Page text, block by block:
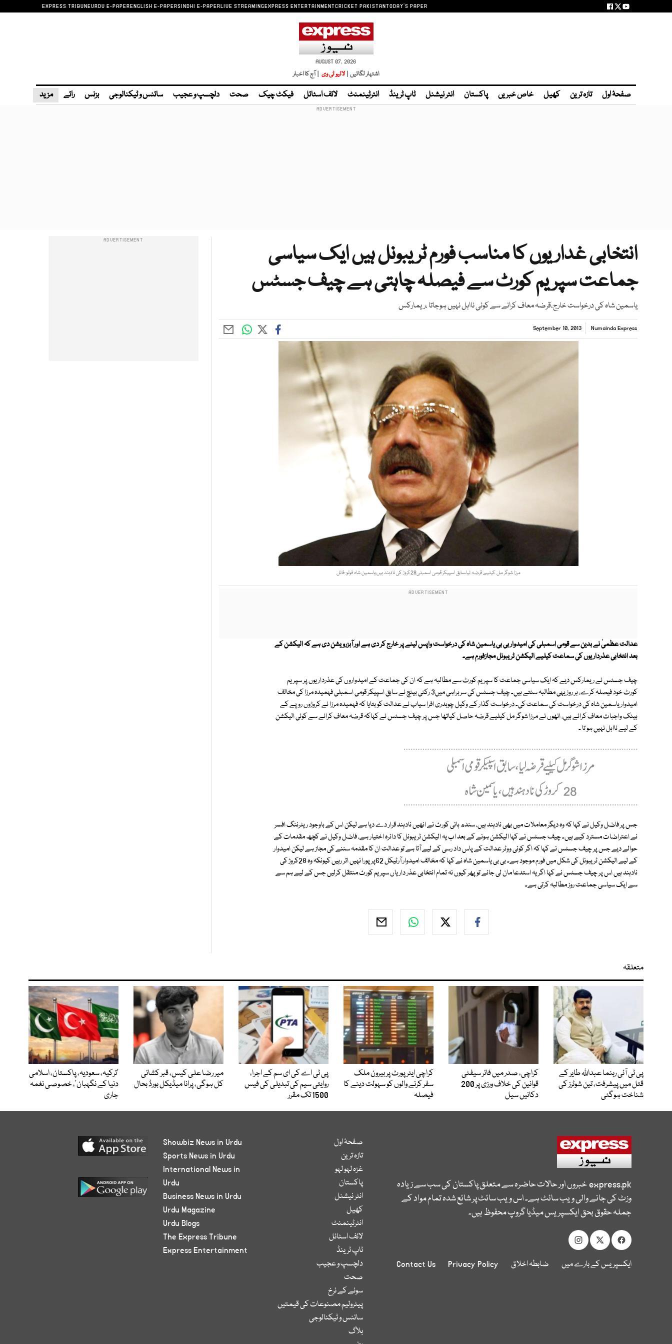
EXPRESS TRIBUNEURDU E-PAPERENGLISH E-PAPERSINDHI E-PAPERLIVE STREAMINGEXPRESS ENTERTAINMENTCRICKET PAKISTANTODAY'S PAPER
AUGUST 07, 2026
اشتہار لگائیں | لائیو ٹی وی | آج کا اخبار
صفحۂ اول تازہ ترین کھیل خاص خبریں پاکستان انٹر نیشنل ٹاپ ٹرینڈ انٹرٹینمنٹ لائف اسٹائل فیکٹ چیک صحت دلچسپ و عجیب سائنس و ٹیکنالوجی بزنس رائے مزید
انتخابی غداریوں کا مناسب فورم ٹریبونل ہیں ایک سیاسی
جماعت سپریم کورٹ سے فیصلہ چاہتی ہے چیف جسٹس
یاسمین شاہ کی درخواست خارج،قرضہ معاف کرانے سے کوئی نااہل نہیں ہوجاتا ،ریمارکس
Numainda Express
September 10, 2013
مرزا شوگر مل کیلیے قرضہ لیا،سابق اسپیکر قومی اسمبلی28کروڑ کی نادہند ہیں،یاسمین شاہ فوٹو: فائل
عدالت عظمیٰ نے بدین سے قومی اسمبلی کی امیدوار بی بی یاسمین شاہ کی درخواست واپس لینے پر خارج کر دی ہے اور آبزرویشن دی ہے کہ الیکشن کے
بعد انتخابی عذرداریوں کی سماعت کیلیے الیکشن ٹریبونل مجازفورم ہے۔
چیف جسٹس نے ریمارکس دیے کہ ایک سیاسی جماعت کا سپریم کورٹ سے مطالبہ ہے کہ ان کی جماعت کے امیدواروں کی عذرداریوں پر سپریم
کورٹ خود فیصلہ کرے، ہر روز یہی مطالبہ سنتے ہیں۔ چیف جسٹس کی سربراہی میں3 رکنی بینچ نے سابق اسپیکر قومی اسمبلی فہمیدہ مرزا کی مخالف
امیدوار یاسمین شاہ کی درخواست کی سماعت کی۔ درخواست گذار کے وکیل چوہدری افرا سیاب نے عدالت کو بتایا کہ فہمیدہ مرزا نے کروڑوں روپے کے
بینک واجبات معاف کرائے ہیں، انھوں نے مرزا شوگر مل کیلیے قرضہ حاصل کیاتھا جس پر چیف جسٹس نے کہاکہ قرضہ معاف کرانے سے کوئی الیکشن
کے لیے نااہل نہیں ہو تا ۔
جس پر فاضل وکیل نے کہا کہ وہ دیگر معاملات میں بھی نادہند ہیں، سندھ ہائی کورٹ نے انھیں نادہند قرار دے دیا ہے لیکن اس کے باوجود ریٹرننگ افسر
نے اعتراضات مسترد کیے ہیں۔ چیف جسٹس نے کہا الیکشن ہونے کے بعد اب یہ الیکشن ٹریبونل کا دائرہ اختیار ہے، فاضل وکیل نے کچھ مقدمات کے
حوالے دیے جس پر چیف جسٹس نے کہا کہ اگر کوئی ووٹر عدالت کے پاس داد رسی کے لیے آتا ہے تو عدالت ان کا مقدمہ سننے کی مجاز ہے لیکن امیدوار
کے لیے الیکشن ٹریبونل کی شکل میں فورم موجود ہے۔ بی بی یاسمین شاہ نے کہا کہ مخالف امیدوار آرٹیکل 62پر پورا نہیں اتر رہیں کیونکہ وہ 28کروڑ کی
نادہند ہیں اس پر چیف جسٹس نے کہا اگر یہ استدعا مان لی جائے تو پھر کیوں نہ تمام انتخابی عذر داریاں سپریم کورٹ منتقل کرلیں جس کے لیے ہم سے
سے ایک سیاسی جماعت روز مطالبہ کرتی ہے۔
متعلقہ
پی ٹی آئی رہنما عبداللہ طایر کے
قتل میں پیشرفت، تین شوٹرز کی
شناخت ہوگئی
کراچی، صدر میں فائر سیفٹی
قوانین کی خلاف ورزی پر 200
دکانیں سیل
کراچی ایئرپورٹ پر بیرون ملک
سفر کرنے والوں کو سہولت دینے کا
فیصلہ
پی ٹی اے کی ای سم کے اجرا،
روایتی سیم کی تبدیلی کی فیس
1500 تک مقرر
میر رضا علی کیس، قبر کشائی
کل ہوگی، پرانا میڈیکل بورڈ بحال
‘ترکیہ، سعودیہ، پاکستان، اسلامی
دنیا کے نگہبان’، خصوصی نغمہ
جاری
express.pkخبروں اور حالات حاضرہ سے متعلق پاکستان کی سب سے زیادہ
وزٹ کی جانے والی ویب سائٹ ہے۔ اس ویب سائٹ پر شائع شدہ تمام مواد کے
جملہ حقوق بحق ایکسپریس میڈیا گروپ محفوظ ہیں۔
ایکسپریس کے بارے میں ضابطہ اخلاق Privacy Policy
Contact Us
صفحۂ اول
تازہ ترین
غزہ لہو لہو
پاکستان
انٹر نیشنل
کھیل
انٹرٹینمنٹ
لائف اسٹائل
ٹاپ ٹرینڈ
دلچسپ و عجیب
صحت
سونے کے نرخ
پیٹرولیم مصنوعات کی قیمتیں
سائنس و ٹیکنالوجی
بلاگ
Showbiz News in Urdu
Sports News in Urdu
International News in
Urdu
Business News in Urdu
Urdu Magazine
Urdu Blogs
The Express Tribune
Express Entertainment